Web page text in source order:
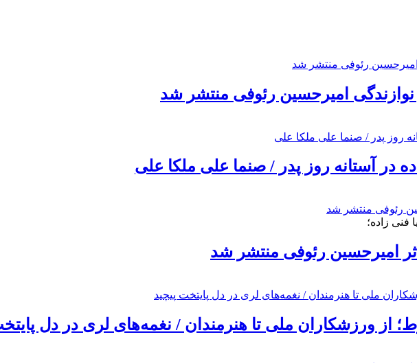
نوازندگی امیرحسین رئوفی منتشر شد
در آستانه روز پدر / صنما علی ملکا علی
فنی زاده؛
امیرحسین رئوفی منتشر شد
از ورزشکاران ملی تا هنرمندان / نغمه‌های لری در دل